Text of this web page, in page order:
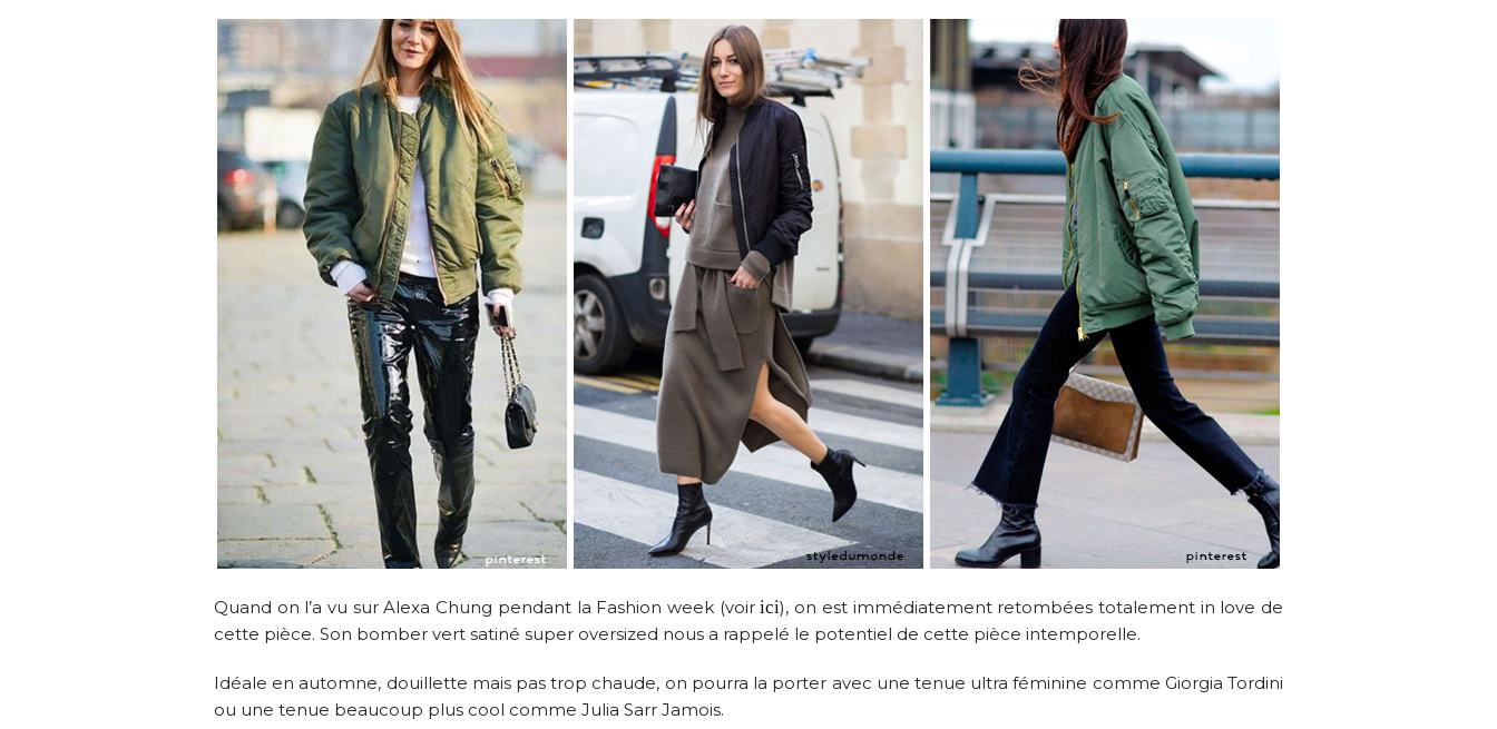
Quand on l’a vu sur Alexa Chung pendant la Fashion week (voirici), on est immédiatement retombées totalement in love de
cette pièce. Son bomber vert satiné super oversized nous a rappelé le potentiel de cette pièce intemporelle.
Idéale en automne, douillette mais pas trop chaude, on pourra la porter avec une tenue ultra féminine comme Giorgia Tordini
ou une tenue beaucoup plus cool comme Julia Sarr Jamois.